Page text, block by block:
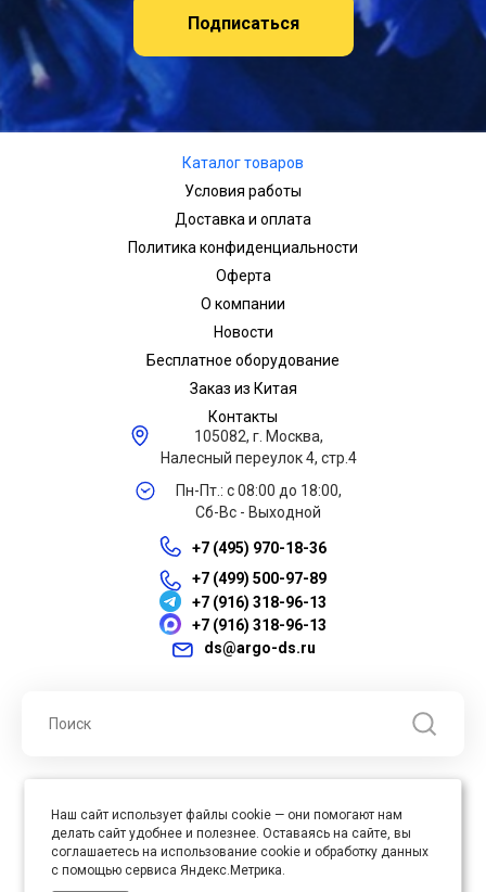
Подписаться
Каталог товаров
Условия работы
Доставка и оплата
Политика конфиденциальности
Оферта
О компании
Новости
Бесплатное оборудование
Заказ из Китая
Контакты
105082, г. Москва,
Налесный переулок 4, стр.4
Пн-Пт.: с 08:00 до 18:00,
Сб-Вс - Выходной
+7 (495) 970-18-36
+7 (499) 500-97-89
+7 (916) 318-96-13
+7 (916) 318-96-13
ds@argo-ds.ru
права защищены
Юр. адрес : 105005, г. Москва, ул. Бауманская, д.20, стр. 3
Наш сайт использует файлы cookie — они помогают нам
делать сайт удобнее и полезнее. Оставаясь на сайте, вы
соглашаетесь на использование cookie и обработку данных
с помощью сервиса Яндекс.Метрика.